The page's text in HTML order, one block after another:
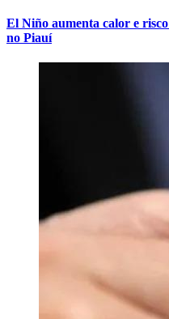
El Niño aumenta calor e
no Piauí